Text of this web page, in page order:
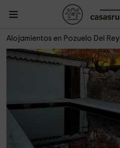
Alojamientos en Pozuelo Del Rey